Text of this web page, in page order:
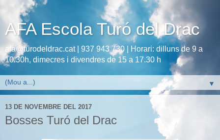
AFA Escola Turó del Drac
afa@turodeldrac.cat | 937 943 730 | Horari: dilluns de 9 a
10.30h, dimecres i divendres de 15 a 17.30 h
▼
13 DE NOVEMBRE DEL 2017
Bosses Turó del Drac